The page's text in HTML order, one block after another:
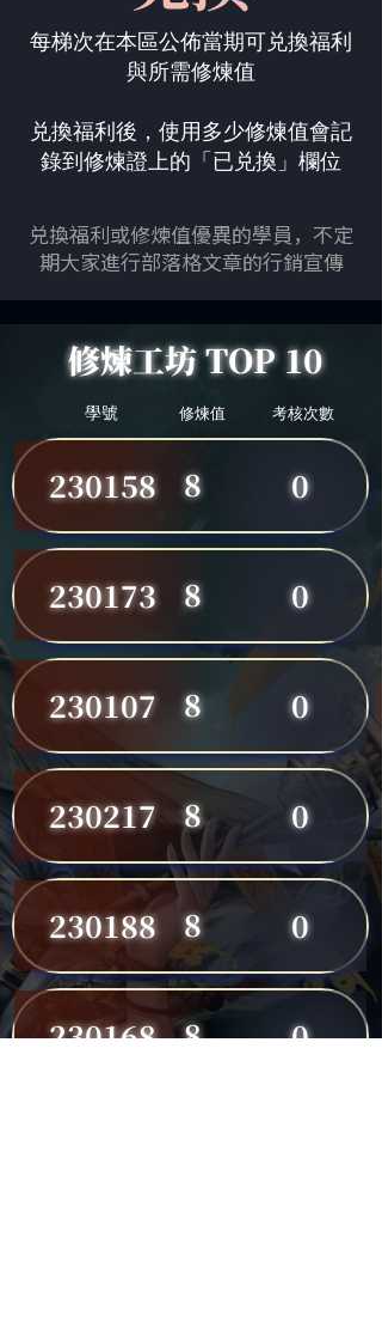
每梯次在本區公佈當期可兑換福利
與所需修煉值
兑換福利後，使用多少修煉值會記
錄到修煉證上的「已兑換」欄位
兑換福利或修煉值優異的學員，不定
期大家進行部落格文章的行銷宣傳
修煉工坊 TOP 10
學號 修煉值 考核次數
230158 8 0
230173 8 0
230107 8 0
230217 8 0
230188 8 0
230168 8 0